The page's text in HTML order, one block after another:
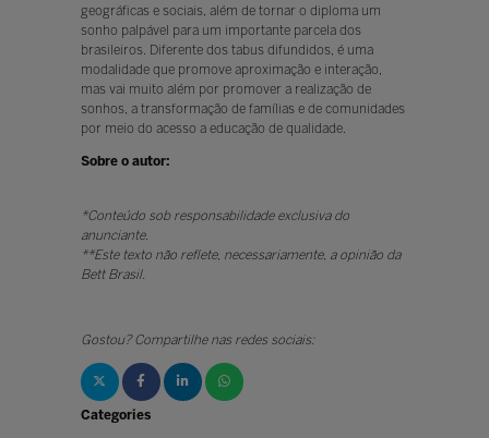
geográficas e sociais, além de tornar o diploma um
sonho palpável para um importante parcela dos
brasileiros. Diferente dos tabus difundidos, é uma
modalidade que promove aproximação e interação,
mas vai muito além por promover a realização de
sonhos, a transformação de famílias e de comunidades
por meio do acesso a educação de qualidade.
Sobre o autor:
*Conteúdo sob responsabilidade exclusiva do
anunciante.
**Este texto não reflete, necessariamente, a opinião da
Bett Brasil.
Gostou? Compartilhe nas redes sociais:
Categories